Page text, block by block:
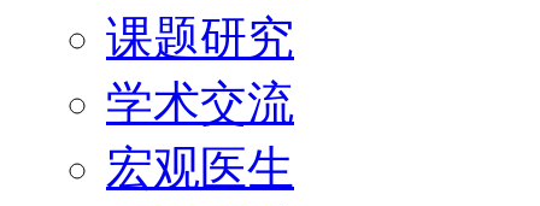
课题研究
学术交流
宏观医生